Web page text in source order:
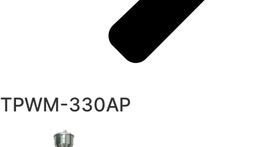
TPWM-330AP